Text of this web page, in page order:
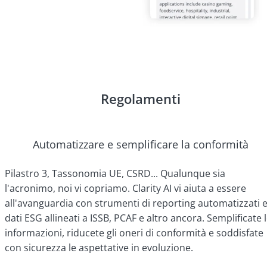
Regolamenti
Automatizzare e semplificare la conformità
Pilastro 3, Tassonomia UE, CSRD... Qualunque sia
l'acronimo, noi vi copriamo. Clarity AI vi aiuta a essere
all'avanguardia con strumenti di reporting automatizzati e
dati ESG allineati a ISSB, PCAF e altro ancora. Semplificate
informazioni, riducete gli oneri di conformità e soddisfate
con sicurezza le aspettative in evoluzione.